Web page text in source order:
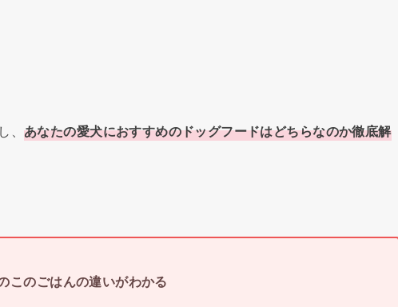
し、あなたの愛犬におすすめのドッグフードはどちらなのか徹底解
このごはんの違いがわかる